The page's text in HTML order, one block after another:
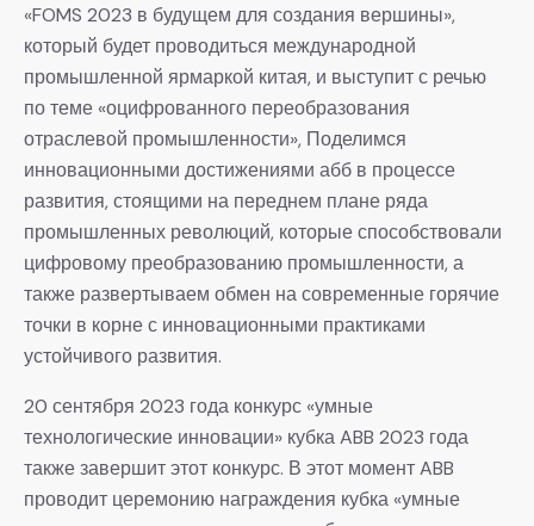
«FOMS 2023 в будущем для создания вершины»,
который будет проводиться международной
промышленной ярмаркой китая, и выступит с речью
по теме «оцифрованного переобразования
отраслевой промышленности», Поделимся
инновационными достижениями абб в процессе
развития, стоящими на переднем плане ряда
промышленных революций, которые способствовали
цифровому преобразованию промышленности, а
также развертываем обмен на современные горячие
точки в корне с инновационными практиками
устойчивого развития.
20 сентября 2023 года конкурс «умные
технологические инновации» кубка ABB 2023 года
также завершит этот конкурс. В этот момент ABB
проводит церемонию награждения кубка «умные